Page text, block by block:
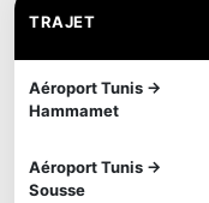
TRAJET
Aéroport Tunis →
Hammamet
Aéroport Tunis →
Sousse